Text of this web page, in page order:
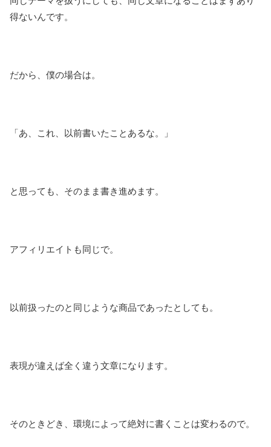
得ないんです。
だから、僕の場合は。
「あ、これ、以前書いたことあるな。」
と思っても、そのまま書き進めます。
アフィリエイトも同じで。
以前扱ったのと同じような商品であったとしても。
表現が違えば全く違う文章になります。
そのときどき、環境によって絶対に書くことは変わるので。